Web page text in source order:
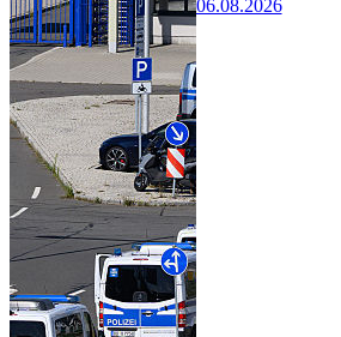
06.08.2026